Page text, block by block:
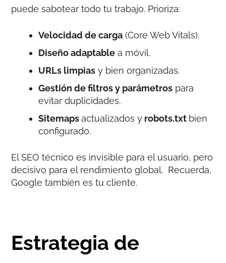
puede sabotear todo tu trabajo. Prioriza:
Velocidad de carga (Core Web Vitals).
Diseño adaptable a móvil.
URLs limpias y bien organizadas.
Gestión de filtros y parámetros para
evitar duplicidades.
Sitemapsactualizados y robots.txt bien
configurado.
El SEO técnico es invisible para el usuario, pero
decisivo para el rendimiento global. Recuerda,
Google también es tu cliente.
Estrategia de